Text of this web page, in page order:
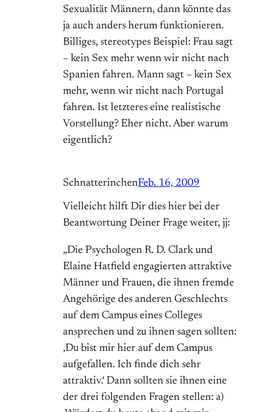
Sexualität Männern, dann könnte das
ja auch anders herum funktionieren.
Billiges, stereotypes Beispiel: Frau sagt
– kein Sex mehr wenn wir nicht nach
Spanien fahren. Mann sagt – kein Sex
mehr, wenn wir nicht nach Portugal
fahren. Ist letzteres eine realistische
Vorstellung? Eher nicht. Aber warum
eigentlich?
SchnatterinchenFeb. 16, 2009
Vielleicht hilft Dir dies hier bei der
Beantwortung Deiner Frage weiter, jj:
„Die Psychologen R. D. Clark und
Elaine Hatfield engagierten attraktive
Männer und Frauen, die ihnen fremde
Angehörige des anderen Geschlechts
auf dem Campus eines Colleges
ansprechen und zu ihnen sagen sollten:
‚Du bist mir hier auf dem Campus
aufgefallen. Ich finde dich sehr
attraktiv.‘ Dann sollten sie ihnen eine
der drei folgenden Fragen stellen: a)